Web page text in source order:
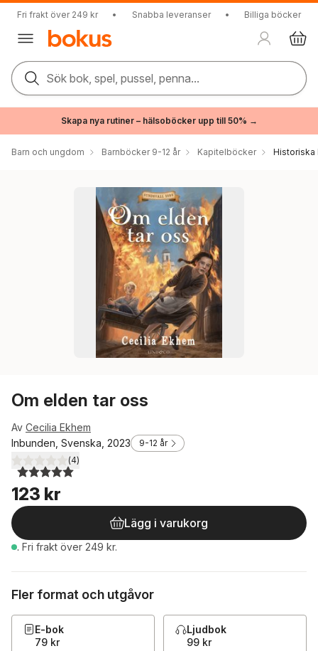
Fri frakt över 249 kr • Snabba leveranser • Billiga böcker
Sök bok, spel, pussel, penna...
Skapa nya rutiner – hälsoböcker upp till 50% →
Barn och ungdom Barnböcker 9-12 år Kapitelböcker Historiska
Om elden tar oss
Av Cecilia Ekhem
Inbunden, Svenska, 2023
9-12 år
5,0utav 5 stjärnor. Totalt antal röster:
(4)
123 kr
Lägg i varukorg
. Fri frakt över 249 kr.
Fler format och utgåvor
E-bok
79 kr
Ljudbok
99 kr